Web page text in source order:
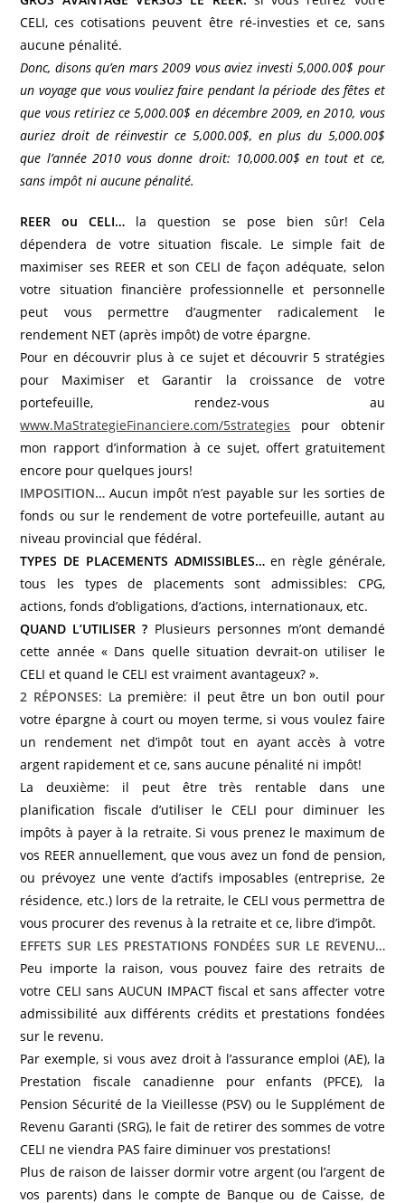
CELI, ces cotisations peuvent être ré-investies et ce, sans
aucune pénalité.
Donc, disons qu’en mars 2009 vous aviez investi 5,000.00$ pour
un voyage que vous vouliez faire pendant la période des fêtes et
que vous retiriez ce 5,000.00$ en décembre 2009, en 2010, vous
auriez droit de réinvestir ce 5,000.00$, en plus du 5,000.00$
que l’année 2010 vous donne droit: 10,000.00$ en tout et ce,
sans impôt ni aucune pénalité.
REER ou CELI… la question se pose bien sûr! Cela
dépendera de votre situation fiscale. Le simple fait de
maximiser ses REER et son CELI de façon adéquate, selon
votre situation financière professionnelle et personnelle
peut vous permettre d’augmenter radicalement le
rendement NET (après impôt) de votre épargne.
Pour en découvrir plus à ce sujet et découvrir 5 stratégies
pour Maximiser et Garantir la croissance de votre
portefeuille, rendez-vous au
www.MaStrategieFinanciere.com/5strategies pour obtenir
mon rapport d’information à ce sujet, offert gratuitement
encore pour quelques jours!
IMPOSITION… Aucun impôt n’est payable sur les sorties de
fonds ou sur le rendement de votre portefeuille, autant au
niveau provincial que fédéral.
TYPES DE PLACEMENTS ADMISSIBLES…en règle générale,
tous les types de placements sont admissibles: CPG,
actions, fonds d’obligations, d’actions, internationaux, etc.
QUAND L’UTILISER ? Plusieurs personnes m’ont demandé
cette année « Dans quelle situation devrait-on utiliser le
CELI et quand le CELI est vraiment avantageux? ».
2 RÉPONSES: La première: il peut être un bon outil pour
votre épargne à court ou moyen terme, si vous voulez faire
un rendement net d’impôt tout en ayant accès à votre
argent rapidement et ce, sans aucune pénalité ni impôt!
La deuxième: il peut être très rentable dans une
planification fiscale d’utiliser le CELI pour diminuer les
impôts à payer à la retraite. Si vous prenez le maximum de
vos REER annuellement, que vous avez un fond de pension,
ou prévoyez une vente d’actifs imposables (entreprise, 2e
résidence, etc.) lors de la retraite, le CELI vous permettra de
vous procurer des revenus à la retraite et ce, libre d’impôt.
EFFETS SUR LES PRESTATIONS FONDÉES SUR LE REVENU…
Peu importe la raison, vous pouvez faire des retraits de
votre CELI sans AUCUN IMPACT fiscal et sans affecter votre
admissibilité aux différents crédits et prestations fondées
sur le revenu.
Par exemple, si vous avez droit à l’assurance emploi (AE), la
Prestation fiscale canadienne pour enfants (PFCE), la
Pension Sécurité de la Vieillesse (PSV) ou le Supplément de
Revenu Garanti (SRG), le fait de retirer des sommes de votre
CELI ne viendra PAS faire diminuer vos prestations!
Plus de raison de laisser dormir votre argent (ou l’argent de
vos parents) dans le compte de Banque ou de Caisse, de